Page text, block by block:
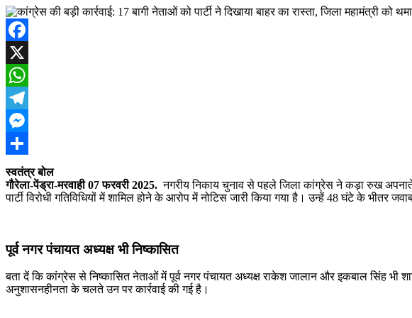
Facebook
X
WhatsApp
Telegram
Messenger
Share
स्वतंत्र बोल
गौरेला-पेंड्रा-मरवाही 07 फरवरी 2025. नगरीय निकाय चुनाव से पहले जिला कांग्रेस ने कड़ा रुख अपनाते
पार्टी विरोधी गतिविधियों में शामिल होने के आरोप में नोटिस जारी किया गया है। उन्हें 48 घंटे के भीतर
पूर्व नगर पंचायत अध्यक्ष भी निष्कासित
बता दें कि कांग्रेस से निष्कासित नेताओं में पूर्व नगर पंचायत अध्यक्ष राकेश जालान और इकबाल सिंह भी
अनुशासनहीनता के चलते उन पर कार्रवाई की गई है।